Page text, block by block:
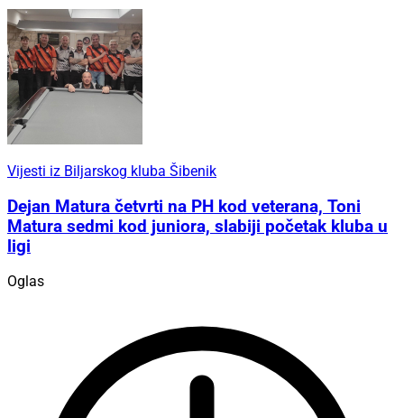
Vijesti iz Biljarskog kluba Šibenik
Dejan Matura četvrti na PH kod veterana, Toni
Matura sedmi kod juniora, slabiji početak kluba u
ligi
Oglas